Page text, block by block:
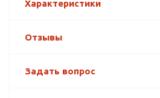
Характеристики
Отзывы
Задать вопрос